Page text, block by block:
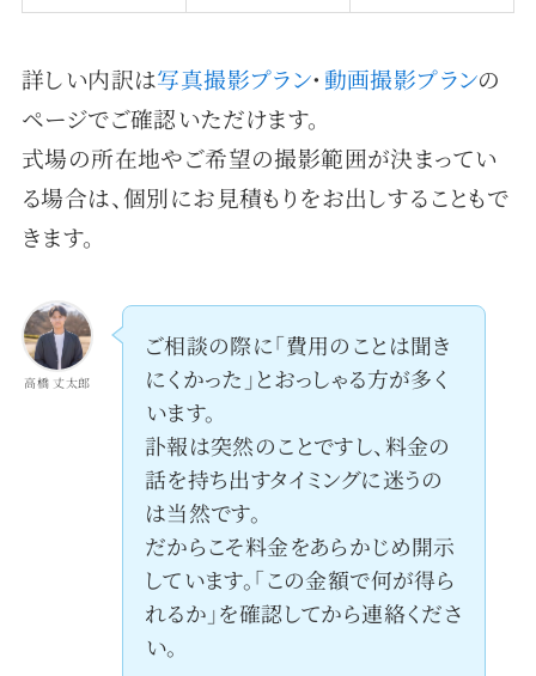
詳しい内訳は写真撮影プラン・ 動画撮影プランの
ページでご確認いただけます。
式場の所在地やご希望の撮影範囲が決まってい
る場合は、個別にお見積もりをお出しすることもで
きます。
高橋 丈太郎
ご相談の際に「費用のことは聞き
にくかった」とおっしゃる方が多く
います。
訃報は突然のことですし、料金の
話を持ち出すタイミングに迷うの
は当然です。
だからこそ料金をあらかじめ開示
しています。「この金額で何が得ら
れるか」を確認してから連絡くださ
い。